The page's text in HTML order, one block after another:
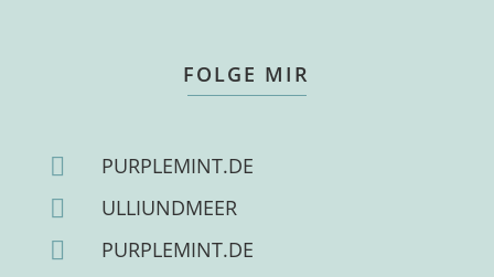
FOLGE MIR
 PURPLEMINT.DE
 ULLIUNDMEER
 PURPLEMINT.DE